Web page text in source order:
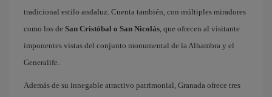
tradicional estilo andaluz. Cuenta también, con múltiples miradores
como los de San Cristóbal o San Nicolás, que ofrecen al visitante
imponentes vistas del conjunto monumental de la Alhambra y el
Generalife.
Además de su innegable atractivo patrimonial, Granada ofrece tres